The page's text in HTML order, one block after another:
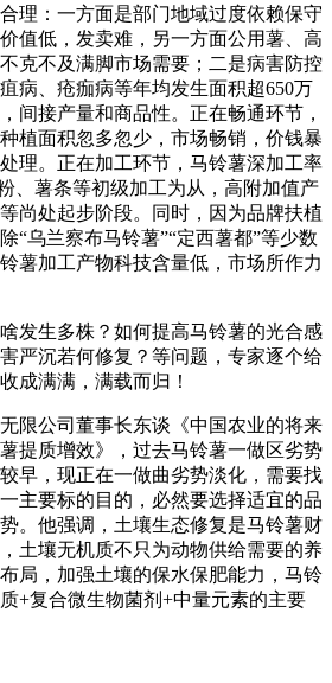
理：一方面是部门地域过度依赖保守
值低，发卖难，另一方面公用薯、高
克不及满脚市场需要；二是病害防控
病、疮痂病等年均发生面积超650万
间接产量和商品性。正在畅通环节，
植面积忽多忽少，市场畅销，价钱暴
理。正在加工环节，马铃薯深加工率
、薯条等初级加工为从，高附加值产
尚处起步阶段。同时，因为品牌扶植
“乌兰察布马铃薯”“定西薯都”等少数
薯加工产物科技含量低，市场所作力
生多株？如何提高马铃薯的光合感
严沉若何修复？等问题，专家逐个给
成满满，满载而归！
公司董事长东谈《中国农业的将来
提质增效》，过去马铃薯一做区劣势
早，现正在一做曲劣势淡化，需要找
主要标的目的，必然要选择适宜的品
。他强调，土壤生态修复是马铃薯财
土壤无机质不只为动物供给需要的养
局，加强土壤的保水保肥能力，马铃
+复合微生物菌剂+中量元素的主要